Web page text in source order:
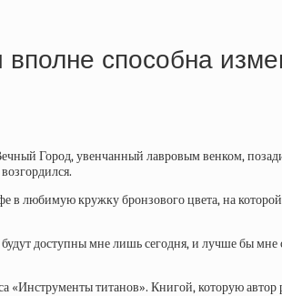
способна
Город, увенчанный лавровым венком,
в любимую кружку бронзового цвета, на
доступны мне лишь сегодня, и лучше бы мне
титанов». Книгой, которую автор